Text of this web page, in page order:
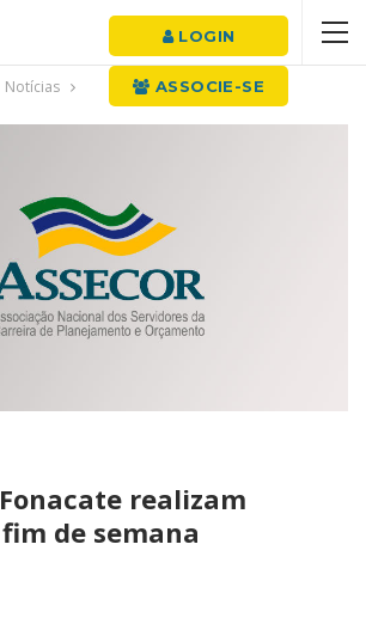
LOGIN
ASSOCIE-SE
Notícias
realizam
de semana